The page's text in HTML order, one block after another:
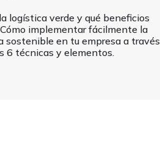
logística verde y qué beneficios
implementar fácilmente la
sostenible en tu empresa a través
6 técnicas y elementos.